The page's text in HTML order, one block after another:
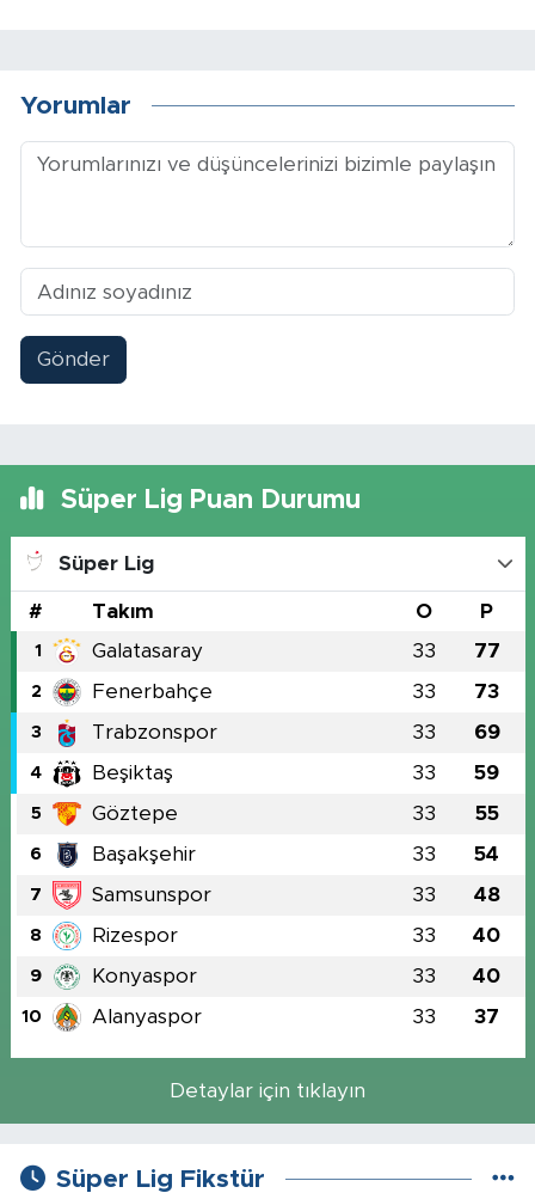
Yorumlar
Gönder
Süper Lig Puan Durumu
Süper Lig
# Takım O P
1 Galatasaray 33 77
2 Fenerbahçe 33 73
3 Trabzonspor 33 69
4 Beşiktaş 33 59
5 Göztepe 33 55
6 Başakşehir 33 54
7 Samsunspor 33 48
8 Rizespor 33 40
9 Konyaspor 33 40
10 Alanyaspor 33 37
Detaylar için tıklayın
Süper Lig Fikstür